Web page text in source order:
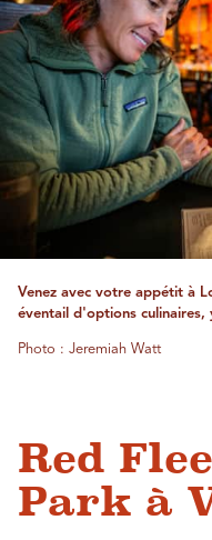
Venez avec votre appétit à
éventail d'options culinaires,
Photo : Jeremiah Watt
Red
Park à